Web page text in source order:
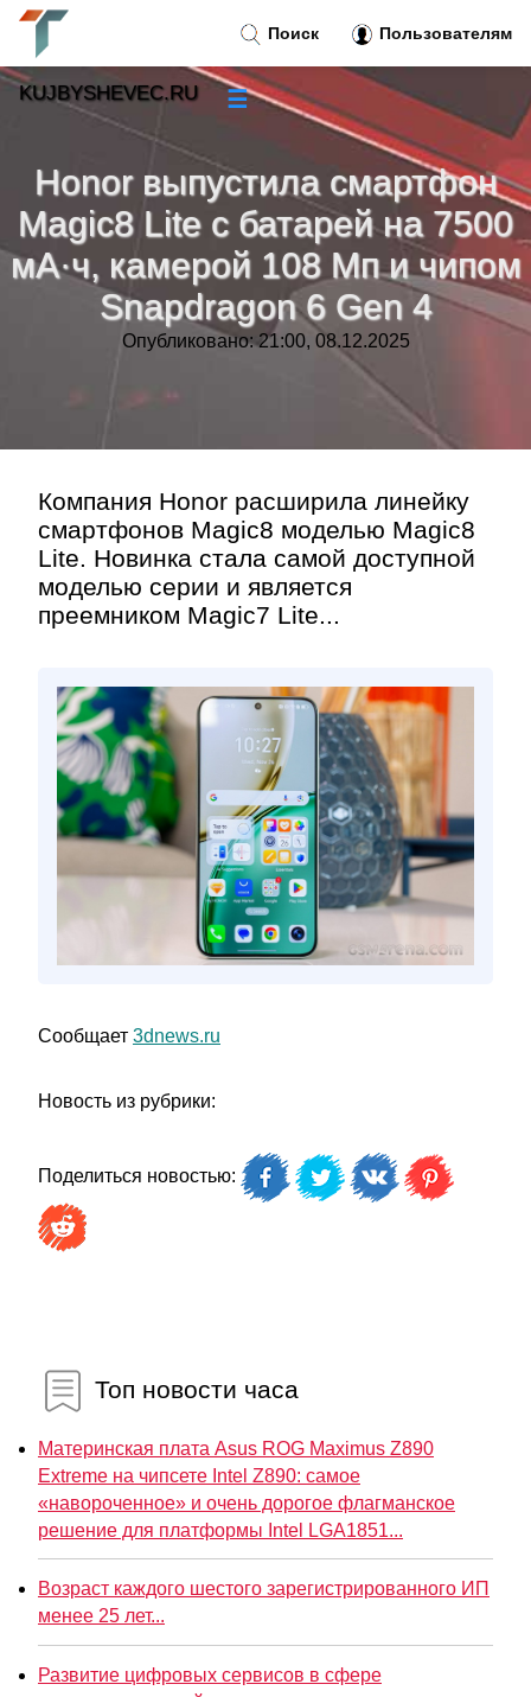
Honor выпустила смартфон
Magic8 Lite с батарей на 7500
мА·ч, камерой 108 Мп и чипом
Snapdragon 6 Gen 4
Опубликовано: 21:00, 08.12.2025
Компания Honor расширила линейку
смартфонов Magic8 моделью Magic8
Lite. Новинка стала самой доступной
моделью серии и является
преемником Magic7 Lite...
Сообщает 3dnews.ru
Новость из рубрики:
Поделиться новостью:
Топ новости часа
Материнская плата Asus ROG Maximus Z890
Extreme на чипсете Intel Z890: самое
«навороченное» и очень дорогое флагманское
решение для платформы Intel LGA1851...
Возраст каждого шестого зарегистрированного ИП
менее 25 лет...
Развитие цифровых сервисов в сфере
Поиск Пользователям
KUJBYSHEVEC.RU ☰
Новости
Тренды новостей»
Рубрики»
»